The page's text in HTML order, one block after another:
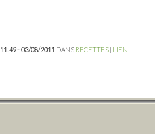
11:49 - 03/08/2011 DANS RECETTES
LIEN